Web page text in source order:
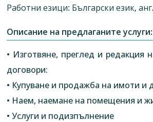
Работни езици: Български език,
Описание на предлаганите услуги:
• Изготвяне, преглед и редакция
договори:
• Купуване и продажба на имоти
• Наем, наемане на помещения и
• Услуги и подизпълнение